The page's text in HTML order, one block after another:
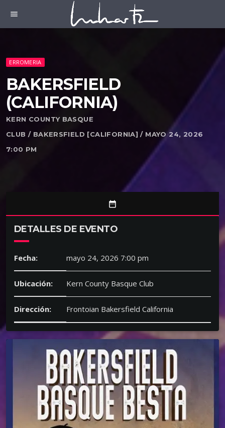
menu
ERROMERIA
BAKERSFIELD
(CALIFORNIA)
KERN COUNTY BASQUE
CLUB / BAKERSFIELD [CALIFORNIA] / MAYO 24, 2026
7:00 PM
date_range
DETALLES DE EVENTO
Fecha: mayo 24, 2026 7:00 pm
Ubicación: Kern County Basque Club
Dirección: Frontoian Bakersfield California